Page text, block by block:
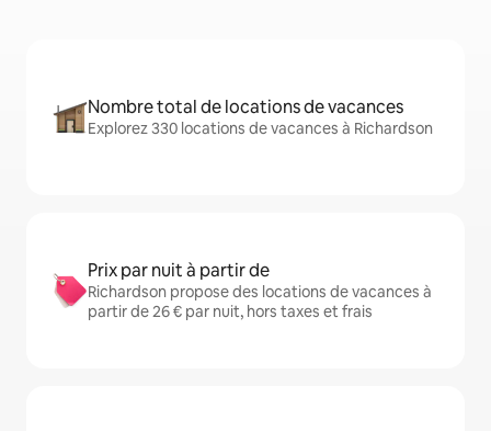
Nombre total de locations de vacances
Explorez 330 locations de vacances à Richardson
Prix par nuit à partir de
Richardson propose des locations de vacances à
partir de 26 € par nuit, hors taxes et frais